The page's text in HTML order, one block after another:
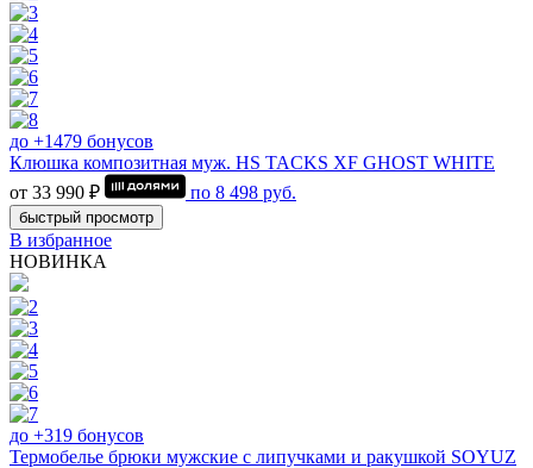
до +1479 бонусов
Клюшка композитная муж. HS TACKS XF GHOST WHITE
от 33 990 ₽
по 8 498 руб.
быстрый просмотр
В избранное
НОВИНКА
до +319 бонусов
Термобелье брюки мужские с липучками и ракушкой SOYUZ